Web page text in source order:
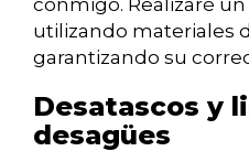
conmigo. Realizaré
utilizando materiales
garantizando su
Desatascos y
desagües